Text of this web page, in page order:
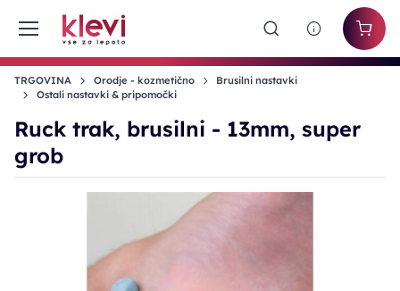
TRGOVINA Orodje - kozmetično
Brusilni nastavki
Ostali nastavki & pripomočki
Ruck trak, brusilni - 13mm, super
grob